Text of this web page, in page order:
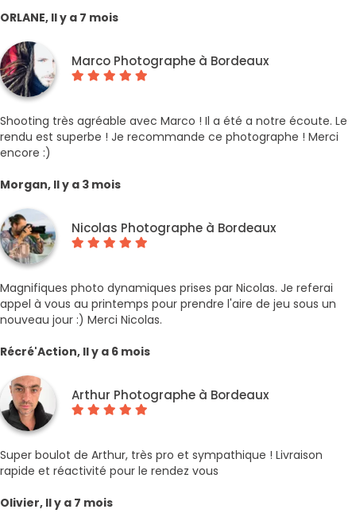
ORLANE, Il y a 7 mois
Marco Photographe à Bordeaux
Shooting très agréable avec Marco ! Il a été a notre écoute. Le
rendu est superbe ! Je recommande ce photographe ! Merci
encore :)
Morgan, Il y a 3 mois
Nicolas Photographe à Bordeaux
Magnifiques photo dynamiques prises par Nicolas. Je referai
appel à vous au printemps pour prendre l'aire de jeu sous un
nouveau jour :) Merci Nicolas.
Récré'Action, Il y a 6 mois
Arthur Photographe à Bordeaux
Super boulot de Arthur, très pro et sympathique ! Livraison
rapide et réactivité pour le rendez vous
Olivier, Il y a 7 mois